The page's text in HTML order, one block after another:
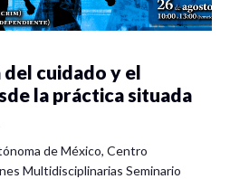
cuidado y el
la práctica situada
de México, Centro
Multidisciplinarias Seminario